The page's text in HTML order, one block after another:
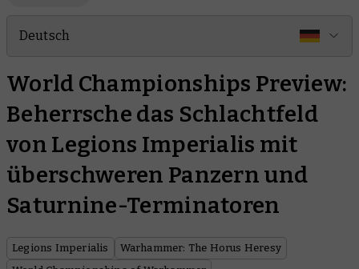
Deutsch
World Championships Preview:
Beherrsche das Schlachtfeld
von Legions Imperialis mit
überschweren Panzern und
Saturnine-Terminatoren
Legions Imperialis
Warhammer: The Horus Heresy